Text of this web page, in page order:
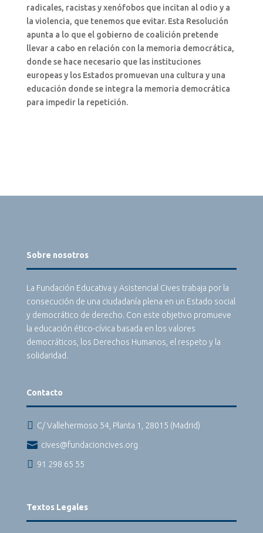
radicales, racistas y xenófobos que incitan al odio y a
la violencia, que tenemos que evitar. Esta Resolución
apunta a lo que el gobierno de coalición pretende
llevar a cabo en relación con la memoria democrática,
donde se hace necesario que las instituciones
europeas y los Estados promuevan una cultura y una
educación donde se integra la memoria democrática
para impedir la repetición.
Sobre nosotros
La Fundación Educativa y Asistencial Cives trabaja por la
consecución de una ciudadanía plena en un Estado social
y democrático de derecho. Con este objetivo promueve
la educación ético-cívica basada en los valores
democráticos, los Derechos Humanos, el respeto y la
solidaridad.
Contacto
 C/ Vallehermoso 54, Planta 1, 28015 (Madrid)
 cives@fundacioncives.org
 91 298 65 55
Textos Legales